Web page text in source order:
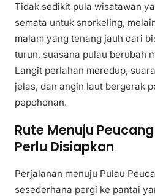
Tidak sedikit pula wisatawan
semata untuk snorkeling,
malam yang tenang jauh dari
turun, suasana pulau berubah
Langit perlahan meredup,
jelas, dan angin laut bergerak
pepohonan.
Rute Menuju
Perlu Disiapkan
Perjalanan menuju Pulau
sesederhana pergi ke pantai